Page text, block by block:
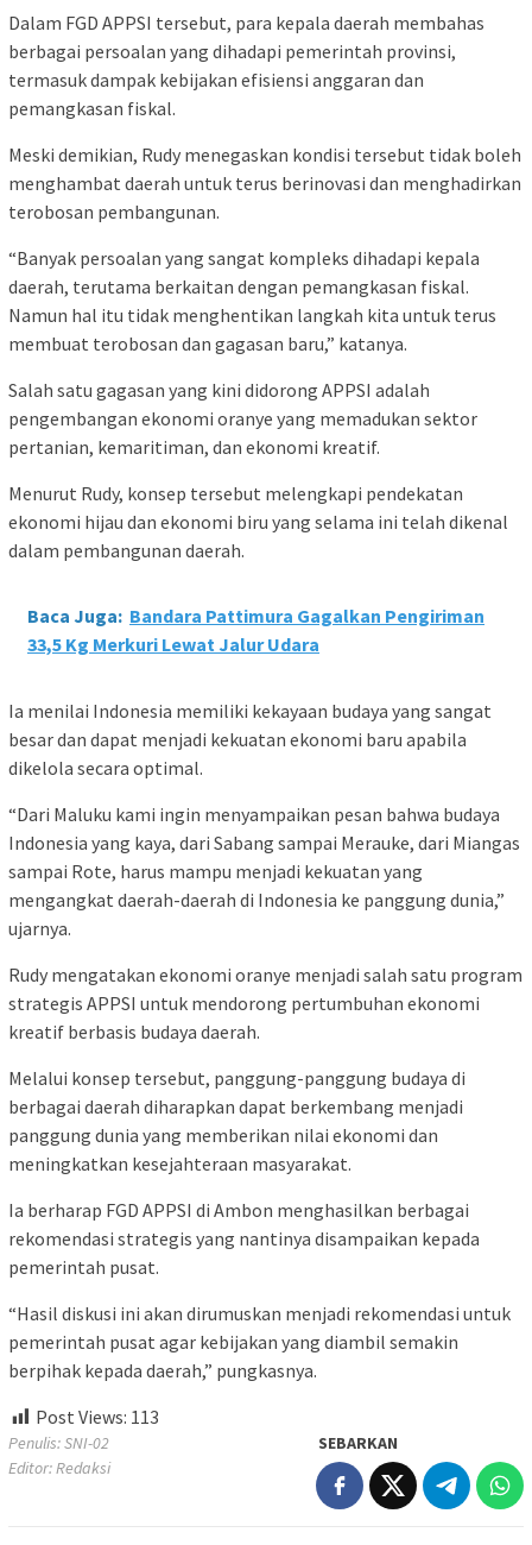
Dalam FGD APPSI tersebut, para kepala daerah membahas
berbagai persoalan yang dihadapi pemerintah provinsi,
termasuk dampak kebijakan efisiensi anggaran dan
pemangkasan fiskal.
Meski demikian, Rudy menegaskan kondisi tersebut tidak boleh
menghambat daerah untuk terus berinovasi dan menghadirkan
terobosan pembangunan.
“Banyak persoalan yang sangat kompleks dihadapi kepala
daerah, terutama berkaitan dengan pemangkasan fiskal.
Namun hal itu tidak menghentikan langkah kita untuk terus
membuat terobosan dan gagasan baru,” katanya.
Salah satu gagasan yang kini didorong APPSI adalah
pengembangan ekonomi oranye yang memadukan sektor
pertanian, kemaritiman, dan ekonomi kreatif.
Menurut Rudy, konsep tersebut melengkapi pendekatan
ekonomi hijau dan ekonomi biru yang selama ini telah dikenal
dalam pembangunan daerah.
Baca Juga: Bandara Pattimura Gagalkan Pengiriman
33,5 Kg Merkuri Lewat Jalur Udara
Ia menilai Indonesia memiliki kekayaan budaya yang sangat
besar dan dapat menjadi kekuatan ekonomi baru apabila
dikelola secara optimal.
“Dari Maluku kami ingin menyampaikan pesan bahwa budaya
Indonesia yang kaya, dari Sabang sampai Merauke, dari Miangas
sampai Rote, harus mampu menjadi kekuatan yang
mengangkat daerah-daerah di Indonesia ke panggung dunia,”
ujarnya.
Rudy mengatakan ekonomi oranye menjadi salah satu program
strategis APPSI untuk mendorong pertumbuhan ekonomi
kreatif berbasis budaya daerah.
Melalui konsep tersebut, panggung-panggung budaya di
berbagai daerah diharapkan dapat berkembang menjadi
panggung dunia yang memberikan nilai ekonomi dan
meningkatkan kesejahteraan masyarakat.
Ia berharap FGD APPSI di Ambon menghasilkan berbagai
rekomendasi strategis yang nantinya disampaikan kepada
pemerintah pusat.
“Hasil diskusi ini akan dirumuskan menjadi rekomendasi untuk
pemerintah pusat agar kebijakan yang diambil semakin
berpihak kepada daerah,” pungkasnya.
Post Views: 113
Penulis: SNI-02
Editor: Redaksi
SEBARKAN